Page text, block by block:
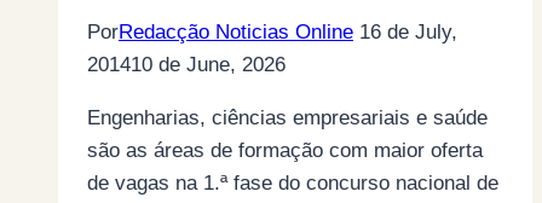
PorRedacção Noticias Online 16 de July,
201410 de June, 2026
Engenharias, ciências empresariais e saúde
são as áreas de formação com maior oferta
de vagas na 1.ª fase do concurso nacional de